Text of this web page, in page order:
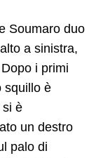
Soumaro duo
a sinistra,
i primi
squillo è
si è
un destro
palo di